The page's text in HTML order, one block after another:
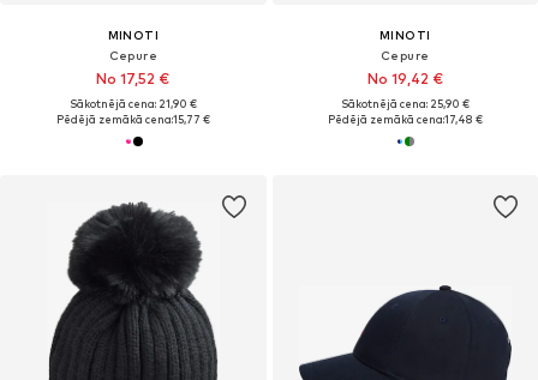
MINOTI
Cepure
No 17,52 €
Sākotnējā cena: 21,90 €
Pēdējā zemākā cena:15,77 €
MINOTI
Cepure
No 19,42 €
Sākotnējā cena: 25,90 €
Pēdējā zemākā cena:17,48 €